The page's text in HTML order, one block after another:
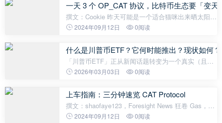
上的二层扩容解决方案之一，它通过使用
一天 3 个 OP_CAT 协议，比特币生态要「变天
撰文：Cookie 昨天可能是一个适合猫咪出来晒太阳的
日子，至少，在比特币生态是这样。一天的时间内，
协议——Fractal 上的 CAT20、「
2024年09月12日 0阅读
什么是川普币ETF？它何时能推出？现状如何？
「川普币ETF」正从新闻话题转变为一个真实（且具
争议性）的可能性。2025年，多家发行商向美国证券
相关的基金上市申请，这个基于Solana的
2026年03月03日 0阅读
上车指南：三分钟速览 CAT Protocol
撰文：shaofaye123，Foresight News 狂卷 Gas，费
率高达 600 sats/vb，FB 场外价格水涨船高。CAT
2024年09月12日 0阅读